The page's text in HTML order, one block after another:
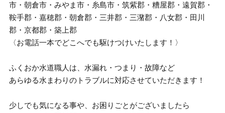
市・朝倉市・みやま市・糸島市・筑紫郡・糟屋郡・遠賀郡・
鞍手郡・嘉穂郡・朝倉郡・三井郡・三潴郡・八女郡・田川
郡・京都郡・築上郡
〈お電話一本でどこへでも駆けつけいたします！〉
ふくおか水道職人は、水漏れ・つまり・故障など
あらゆる水まわりのトラブルに対応させていただきます！
少しでも気になる事や、お困りごとがございましたら